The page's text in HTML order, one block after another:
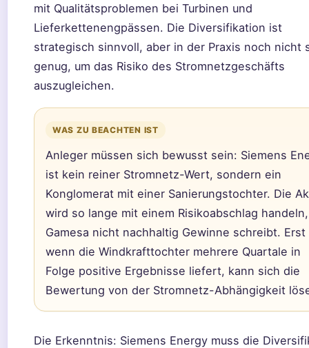
mit Qualitätsproblemen bei Turbinen und
Lieferkettenengpässen. Die Diversifikation ist
strategisch sinnvoll, aber in der Praxis noch nicht
genug, um das Risiko des Stromnetzgeschäfts
auszugleichen.
WAS ZU BEACHTEN IST
Anleger müssen sich bewusst sein: Siemens
ist kein reiner Stromnetz-Wert, sondern ein
Konglomerat mit einer Sanierungstochter. Die
wird so lange mit einem Risikoabschlag
Gamesa nicht nachhaltig Gewinne schreibt. Erst
wenn die Windkrafttochter mehrere Quartale in
Folge positive Ergebnisse liefert, kann sich die
Bewertung von der Stromnetz-Abhängigkeit
Die Erkenntnis: Siemens Energy muss die